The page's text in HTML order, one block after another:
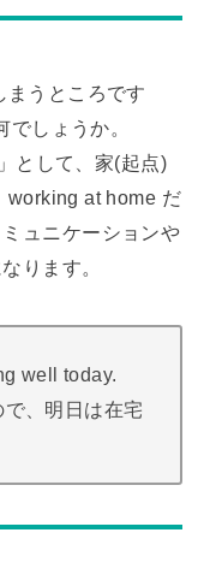
うところです
しょうか。
として、家(起点)
working at home だ
ュニケーションや
ります。
well today.
で、明日は在宅